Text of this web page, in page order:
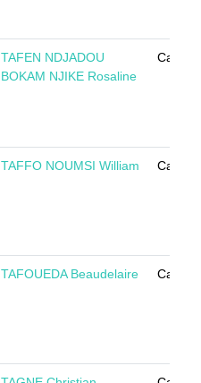
TAFEN NDJADOU
BOKAM NJIKE Rosaline
TAFFO NOUMSI William
TAFOUEDA Beaudelaire